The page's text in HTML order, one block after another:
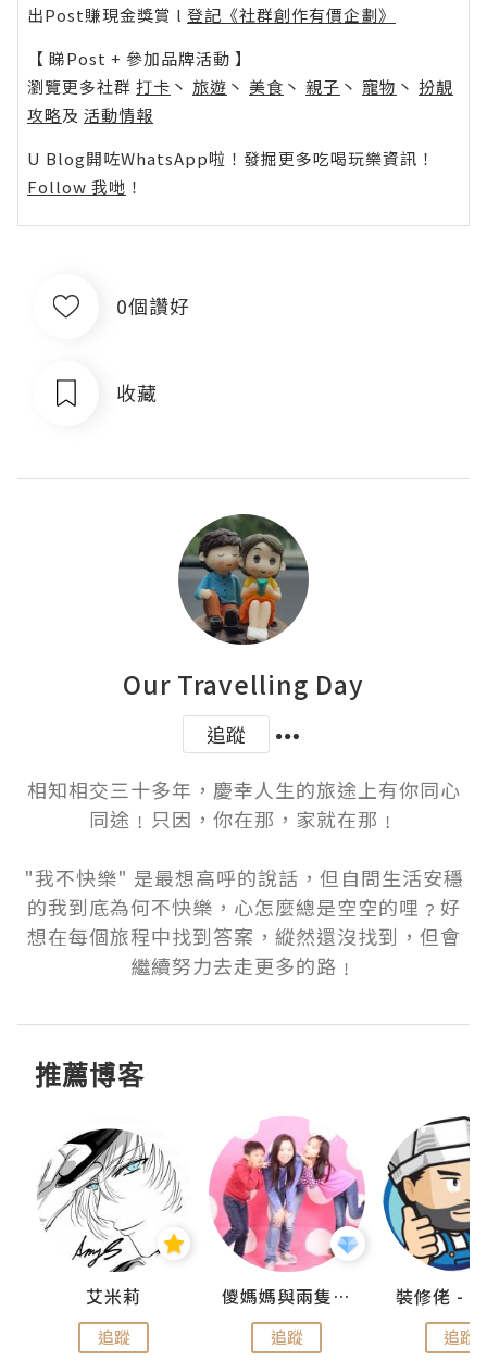
出Post賺現金獎賞 l 登記《社群創作有價企劃》
【 睇Post + 參加品牌活動 】
瀏覽更多社群 打卡 丶 旅遊 丶 美食 丶 親子 丶 寵物 丶 扮靚
攻略及 活動情報
U Blog開咗WhatsApp啦！發掘更多吃喝玩樂資訊！
Follow 我哋 ！
0個讚好
收藏
Our Travelling Day
追蹤
相知相交三十多年，慶幸人生的旅途上有你同心
同途﹗只因，你在那，家就在那﹗
"我不快樂" 是最想高呼的說話，但自問生活安穩
的我到底為何不快樂，心怎麼總是空空的哩﹖好
想在每個旅程中找到答案，縱然還沒找到，但會
繼續努力去走更多的路﹗
推薦博客
艾米莉
追蹤
儍媽媽與兩隻小魔怪之家
追蹤 追蹤